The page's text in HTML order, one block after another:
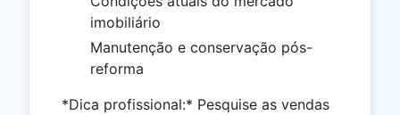
imobiliário
Manutenção e conservação pós-
reforma
*Dica profissional:* Pesquise as vendas